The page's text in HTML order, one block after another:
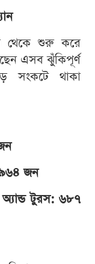
থেকে শুরু করে
এসব ঝুঁকিপূর্ণ
সংকটে থাকা
৯৬৪ জন
অ্যান্ড টুরস: ৬৮৭